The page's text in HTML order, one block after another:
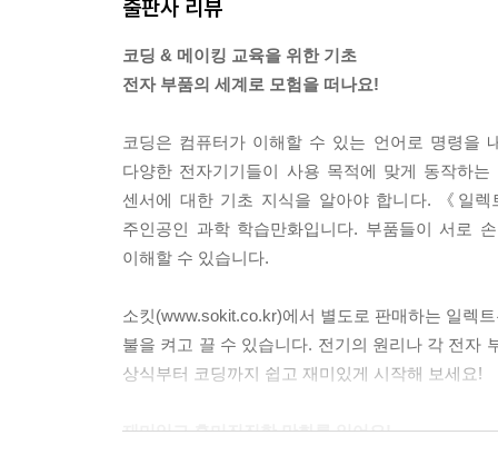
출판사 리뷰
코딩 & 메이킹 교육을 위한 기초
전자 부품의 세계로 모험을 떠나요!
코딩은 컴퓨터가 이해할 수 있는 언어로 명령을
다양한 전자기기들이 사용 목적에 맞게 동작하
센서에 대한 기초 지식을 알아야 합니다. 《일
주인공인 과학 학습만화입니다. 부품들이 서로
이해할 수 있습니다.
소킷(www.sokit.co.kr)에서 별도로 판매하는 일렉
불을 켜고 끌 수 있습니다. 전기의 원리나 각 전자
상식부터 코딩까지 쉽고 재미있게 시작해 보세요!
재미있고 흥미진진한 만화를 읽어요!